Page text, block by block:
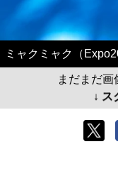
ミャクミャク（
まだまだ画
↓ ス